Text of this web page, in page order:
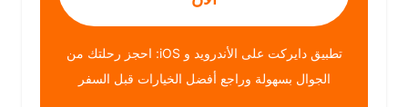
تطبيق دايركت على الأندرويد و iOS: احجز رحلتك من
الجوال بسهولة وراجع أفضل الخيارات قبل السفر